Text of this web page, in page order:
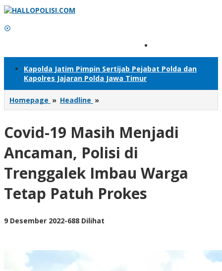
Lewati
konten
Kapolda Jatim Pimpin Sertijab Pejabat Polda dan
Kapolres Jajaran Polda Jawa Timur
Homepage » Headline »
19
Menjadi
Ancaman,
Polisi
di
Trenggalek
Imbau
Tetap
Covid-19 Masih Menjadi
Ancaman, Polisi di
Trenggalek Imbau Warga
Tetap Patuh Prokes
9 Desember 2022oleh
-688 Dilihat